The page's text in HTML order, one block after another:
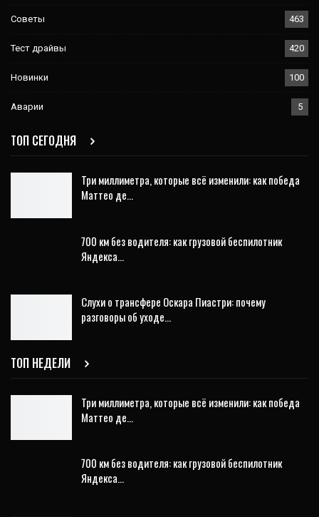
Советы 463
Тест драйвы 420
Новинки 100
Аварии 5
ТОП СЕГОДНЯ
Три миллиметра, которые всё изменили: как победа
Маттео де…
700 км без водителя: как грузовой беспилотник
Яндекса…
Слухи о трансфере Оскара Пиастри: почему
разговоры об уходе…
ТОП НЕДЕЛИ
Три миллиметра, которые всё изменили: как победа
Маттео де…
700 км без водителя: как грузовой беспилотник
Яндекса…